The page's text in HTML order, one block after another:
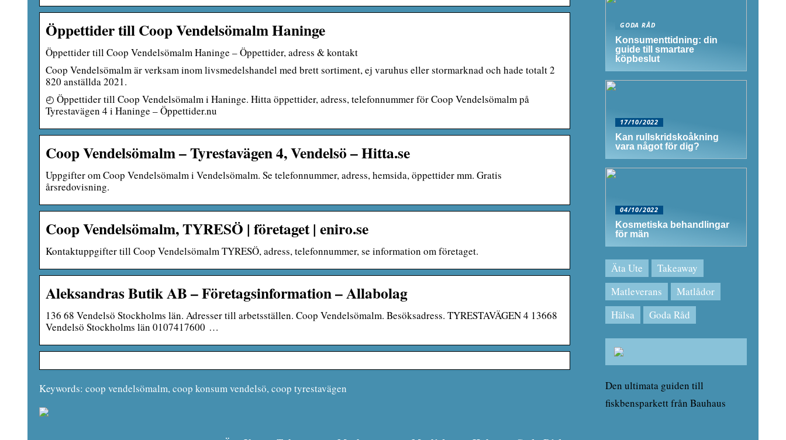
Öppettider till Coop Vendelsömalm Haninge
Öppettider till Coop Vendelsömalm Haninge – Öppettider, adress & kontakt
Coop Vendelsömalm är verksam inom livsmedelshandel med brett sortiment, ej varuhus eller stormarknad och hade totalt 2
820 anställda 2021.
◴ Öppettider till Coop Vendelsömalm i Haninge. Hitta öppettider, adress, telefonnummer för Coop Vendelsömalm på
Tyrestavägen 4 i Haninge – Öppettider.nu
Coop Vendelsömalm – Tyrestavägen 4, Vendelsö – Hitta.se
Uppgifter om Coop Vendelsömalm i Vendelsömalm. Se telefonnummer, adress, hemsida, öppettider mm. Gratis
årsredovisning.
Coop Vendelsömalm, TYRESÖ | företaget | eniro.se
Kontaktuppgifter till Coop Vendelsömalm TYRESÖ, adress, telefonnummer, se information om företaget.
Aleksandras Butik AB – Företagsinformation – Allabolag
136 68 Vendelsö Stockholms län. Adresser till arbetsställen. Coop Vendelsömalm. Besöksadress. TYRESTAVÄGEN 4 13668
Vendelsö Stockholms län 0107417600 …
Keywords: coop vendelsömalm, coop konsum vendelsö, coop tyrestavägen
GODA RÅD
Konsumenttidning: din
guide till smartare
köpbeslut
17/10/2022
Kan rullskridskoåkning
vara något för dig?
04/10/2022
Kosmetiska behandlingar
för män
Äta Ute
Takeaway
Matleverans
Matlådor
Hälsa
Goda Råd
Den ultimata guiden till
fiskbensparkett från Bauhaus